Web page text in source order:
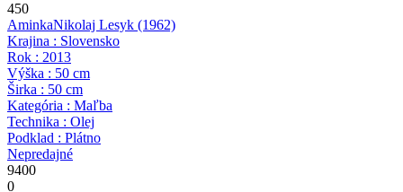
450
AminkaNikolaj Lesyk (1962)
Krajina : Slovensko
Rok : 2013
Výška : 50 cm
Širka : 50 cm
Kategória : Maľba
Technika : Olej
Podklad : Plátno
Nepredajné
9400
0